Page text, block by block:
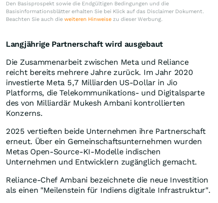
Den Basisprospekt sowie die Endgültigen Bedingungen und die
Basisinformationsblätter erhalten Sie bei Klick auf das Disclaimer Dokument.
Beachten Sie auch die weiteren Hinweise zu dieser Werbung.
Langjährige Partnerschaft wird ausgebaut
Die Zusammenarbeit zwischen Meta und Reliance
reicht bereits mehrere Jahre zurück. Im Jahr 2020
investierte Meta 5,7 Milliarden US-Dollar in Jio
Platforms, die Telekommunikations- und Digitalsparte
des von Milliardär Mukesh Ambani kontrollierten
Konzerns.
2025 vertieften beide Unternehmen ihre Partnerschaft
erneut. Über ein Gemeinschaftsunternehmen wurden
Metas Open-Source-KI-Modelle indischen
Unternehmen und Entwicklern zugänglich gemacht.
Reliance-Chef Ambani bezeichnete die neue Investition
als einen "Meilenstein für Indiens digitale Infrastruktur".